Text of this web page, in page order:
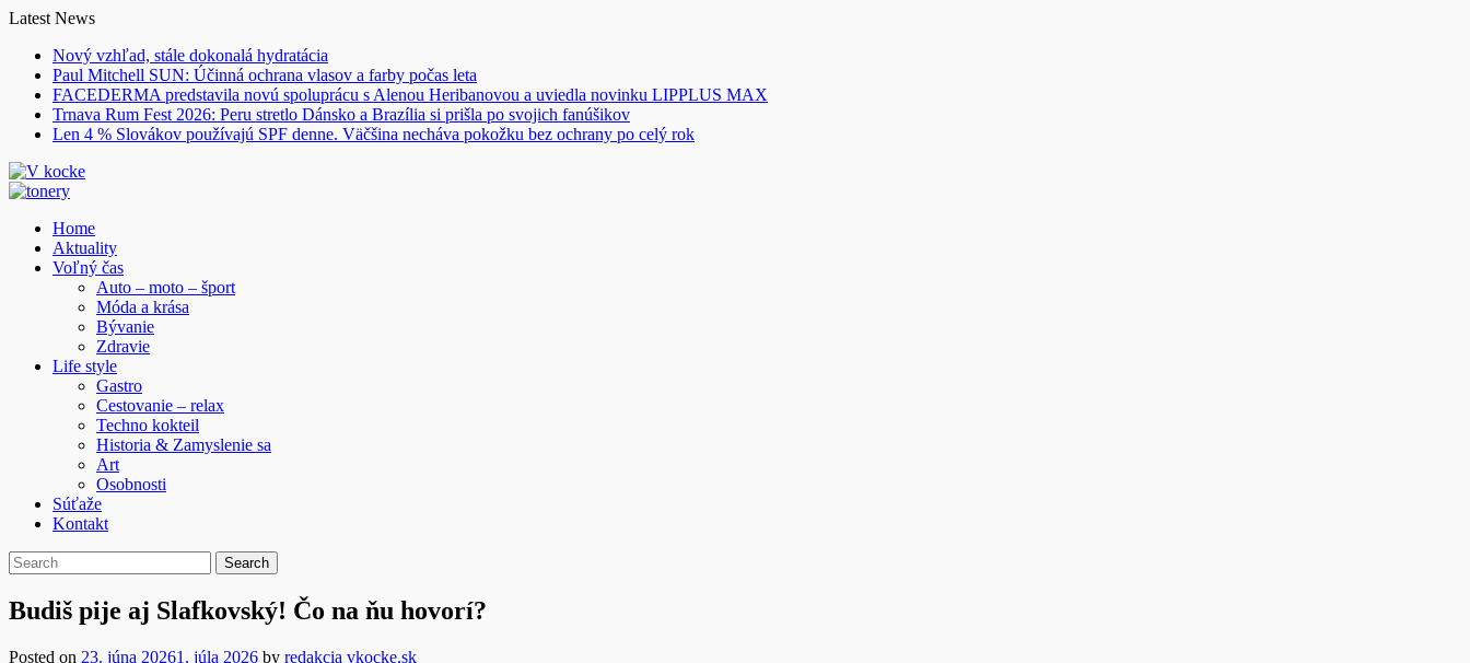
Skip
content
Latest News
Nový vzhľad, stále dokonalá hydratácia
Paul Mitchell SUN: Účinná ochrana vlasov a farby počas leta
FACEDERMA predstavila novú spoluprácu s Alenou Heribanovou a uviedla novinku LIPPLUS MAX
Trnava Rum Fest 2026: Peru stretlo Dánsko a Brazília si prišla po svojich fanúšikov
Len 4 % Slovákov používajú SPF denne. Väčšina necháva pokožku bez ochrany po celý rok
Home
Aktuality
Voľný čas
Auto – moto – šport
Móda a krása
Bývanie
Zdravie
Life style
Gastro
Cestovanie – relax
Techno kokteil
Historia & Zamyslenie sa
Art
Osobnosti
Súťaže
Kontakt
Budiš pije aj Slafkovský! Čo na ňu hovorí?
Posted on 23. júna 20261. júla 2026 by redakcia vkocke.sk